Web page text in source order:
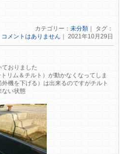
カテゴリー： 未分類｜ タグ：
コメントはありません ｜ 2021年10月29日
ておりました
リム＆チルト）が動かなくなってしま
機を下げる）は出来るのですがチルト
ない状態